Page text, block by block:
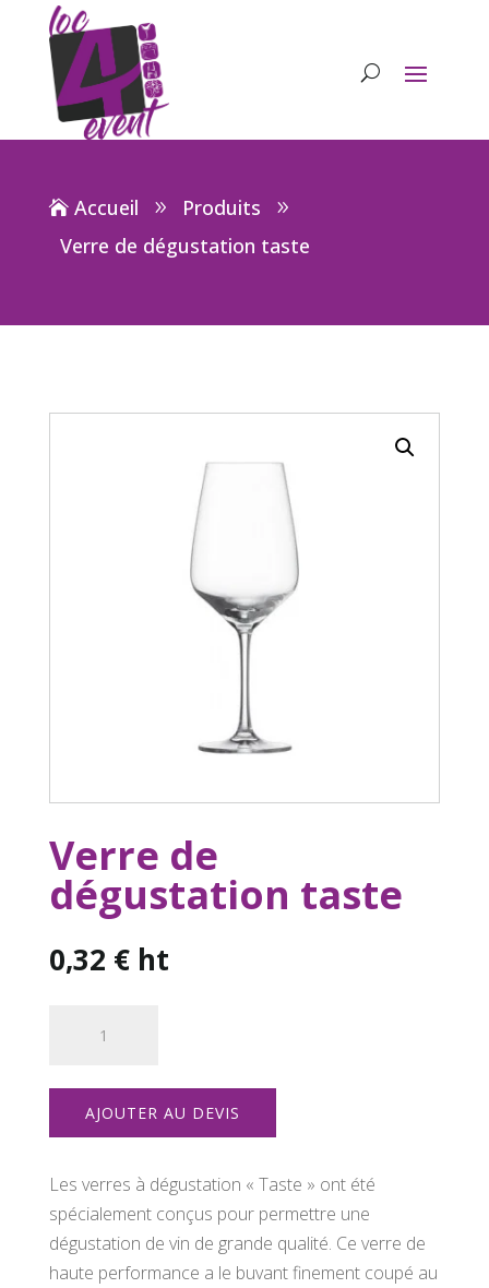
Accueil
Produits
Verre de dégustation taste
Verre de
dégustation taste
0,32 € ht
de
dégustation
taste
AJOUTER AU DEVIS
Les verres à dégustation « Taste » ont été
spécialement conçus pour permettre une
dégustation de vin de grande qualité. Ce verre de
haute performance a le buvant finement coupé au